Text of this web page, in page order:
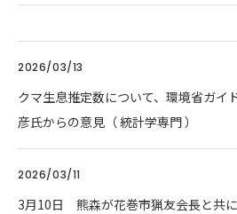
2026/03/13
クマ生息推定数について、環境省ガ
彦氏からの意見（ 統計学専門 ）
2026/03/11
3月10日 熊森が花巻市猟友会長と共